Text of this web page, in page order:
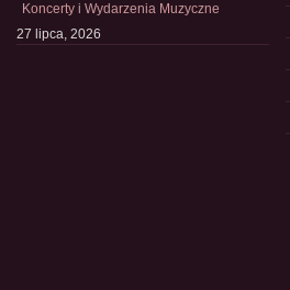
Koncerty i Wydarzenia Muzyczne
27 lipca, 2026